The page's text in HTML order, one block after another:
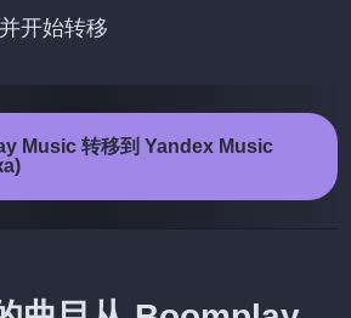
开始转移
Music 转移到 Yandex Music